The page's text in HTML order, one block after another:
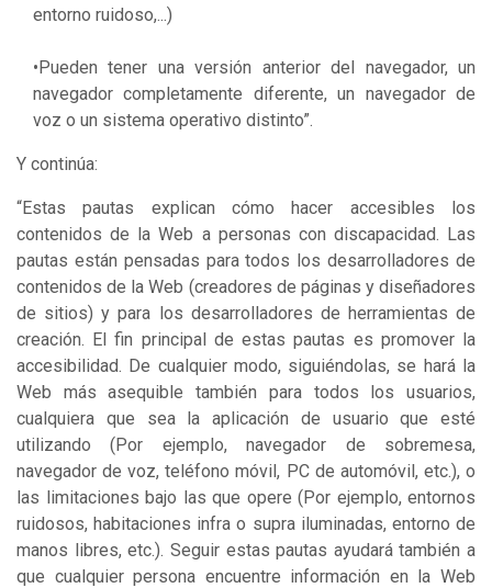
entorno ruidoso,...)
•Pueden tener una versión anterior del navegador, un
navegador completamente diferente, un navegador de
voz o un sistema operativo distinto”.
Y continúa:
“Estas pautas explican cómo hacer accesibles los
contenidos de la Web a personas con discapacidad. Las
pautas están pensadas para todos los desarrolladores de
contenidos de la Web (creadores de páginas y diseñadores
de sitios) y para los desarrolladores de herramientas de
creación. El fin principal de estas pautas es promover la
accesibilidad. De cualquier modo, siguiéndolas, se hará la
Web más asequible también para todos los usuarios,
cualquiera que sea la aplicación de usuario que esté
utilizando (Por ejemplo, navegador de sobremesa,
navegador de voz, teléfono móvil, PC de automóvil, etc.), o
las limitaciones bajo las que opere (Por ejemplo, entornos
ruidosos, habitaciones infra o supra iluminadas, entorno de
manos libres, etc.). Seguir estas pautas ayudará también a
que cualquier persona encuentre información en la Web